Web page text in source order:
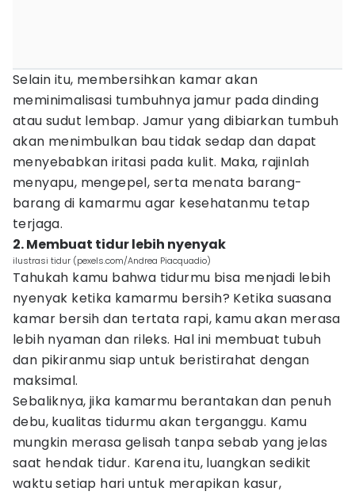
Selain itu, membersihkan kamar akan
meminimalisasi tumbuhnya jamur pada dinding
atau sudut lembap. Jamur yang dibiarkan tumbuh
akan menimbulkan bau tidak sedap dan dapat
menyebabkan iritasi pada kulit. Maka, rajinlah
menyapu, mengepel, serta menata barang-
barang di kamarmu agar kesehatanmu tetap
terjaga.
2. Membuat tidur lebih nyenyak
ilustrasi tidur (pexels.com/Andrea Piacquadio)
Tahukah kamu bahwa tidurmu bisa menjadi lebih
nyenyak ketika kamarmu bersih? Ketika suasana
kamar bersih dan tertata rapi, kamu akan merasa
lebih nyaman dan rileks. Hal ini membuat tubuh
dan pikiranmu siap untuk beristirahat dengan
maksimal.
Sebaliknya, jika kamarmu berantakan dan penuh
debu, kualitas tidurmu akan terganggu. Kamu
mungkin merasa gelisah tanpa sebab yang jelas
saat hendak tidur. Karena itu, luangkan sedikit
waktu setiap hari untuk merapikan kasur,